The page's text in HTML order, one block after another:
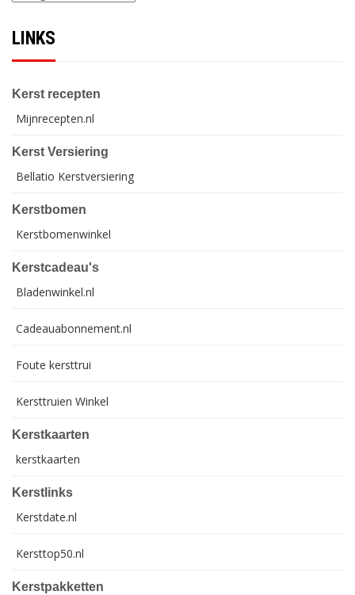
LINKS
Kerst recepten
Mijnrecepten.nl
Kerst Versiering
Bellatio Kerstversiering
Kerstbomen
Kerstbomenwinkel
Kerstcadeau's
Bladenwinkel.nl
Cadeauabonnement.nl
Foute kersttrui
Kersttruien Winkel
Kerstkaarten
kerstkaarten
Kerstlinks
Kerstdate.nl
Kersttop50.nl
Kerstpakketten